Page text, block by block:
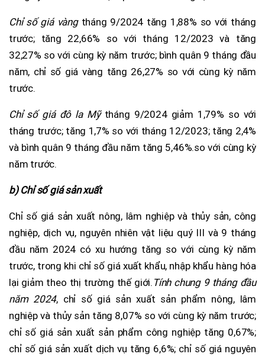
Chỉ số giá vàngtháng 9/2024 tăng 1,88% so với tháng
trước; tăng 22,66% so với tháng 12/2023 và tăng
32,27% so với cùng kỳ năm trước; bình quân 9 tháng đầu
năm, chỉ số giá vàng tăng 26,27% so với cùng kỳ năm
trước.
Chỉ số giá đô la Mỹ tháng 9/2024 giảm 1,79% so với
tháng trước; tăng 1,7% so với tháng 12/2023; tăng 2,4%
và bình quân 9 tháng đầu năm tăng 5,46%.so với cùng kỳ
năm trước.
b) Chỉ số giá sản xuất
Chỉ số giá sản xuất nông, lâm nghiệp và thủy sản, công
nghiệp, dịch vụ, nguyên nhiên vật liệu quý III và 9 tháng
đầu năm 2024 có xu hướng tăng so với cùng kỳ năm
trước, trong khi chỉ số giá xuất khẩu, nhập khẩu hàng hóa
lại giảm theo thị trường thế giới. Tính chung 9 tháng đầu
năm 2024, chỉ số giá sản xuất sản phẩm nông, lâm
nghiệp và thủy sản tăng 8,07% so với cùng kỳ năm trước;
chỉ số giá sản xuất sản phẩm công nghiệp tăng 0,67%;
chỉ số giá sản xuất dịch vụ tăng 6,6%; chỉ số giá nguyên